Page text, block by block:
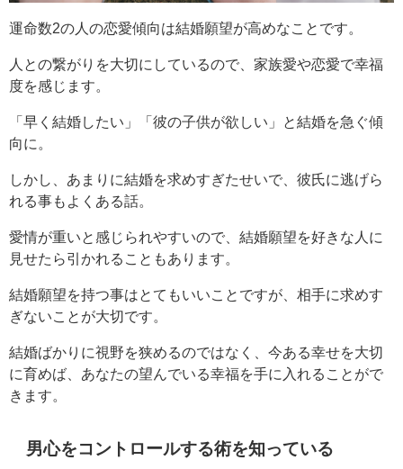
運命数2の人の恋愛傾向は結婚願望が高めなことです。
人との繋がりを大切にしているので、家族愛や恋愛で幸福
度を感じます。
「早く結婚したい」「彼の子供が欲しい」と結婚を急ぐ傾
向に。
しかし、あまりに結婚を求めすぎたせいで、彼氏に逃げら
れる事もよくある話。
愛情が重いと感じられやすいので、結婚願望を好きな人に
見せたら引かれることもあります。
結婚願望を持つ事はとてもいいことですが、相手に求めす
ぎないことが大切です。
結婚ばかりに視野を狭めるのではなく、今ある幸せを大切
に育めば、あなたの望んでいる幸福を手に入れることがで
きます。
男心をコントロールする術を知っている